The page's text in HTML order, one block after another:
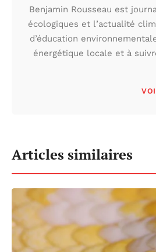
Benjamin Rousseau est
écologiques et l’actualité
d’éducation
énergétique locale et à
Articles similaires